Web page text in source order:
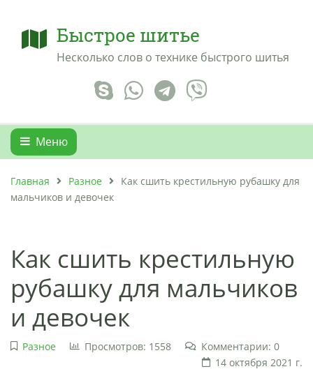
Быстрое шитье
Несколько слов о технике быстрого шитья
Меню
Главная Разное
Как сшить крестильную рубашку для
мальчиков и девочек
Как сшить крестильную
рубашку для мальчиков
и девочек
Разное Просмотров: 1558
Комментарии: 0
14 октября 2021 г.